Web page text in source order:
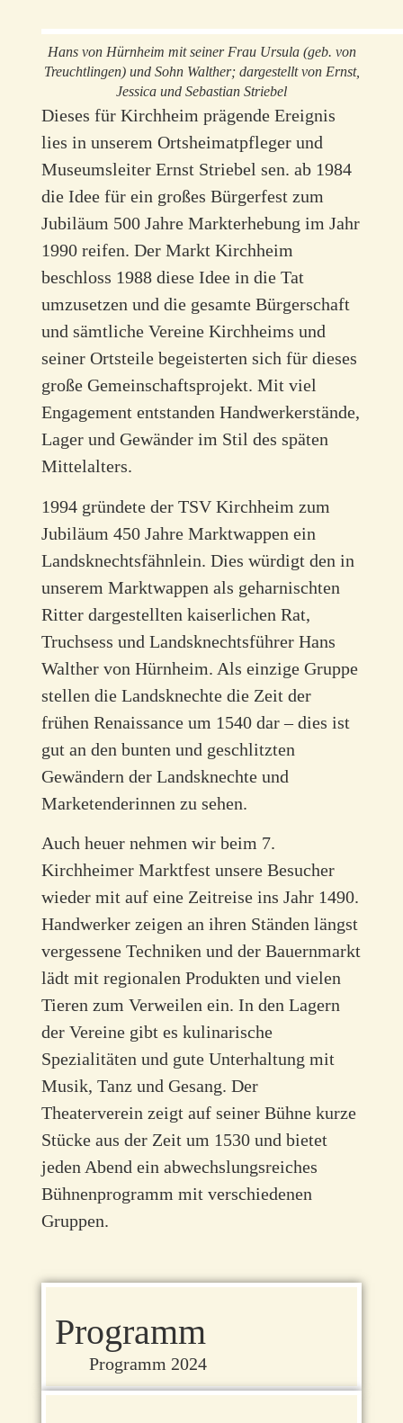
Hans von Hürnheim mit seiner Frau Ursula (geb. von
Treuchtlingen) und Sohn Walther; dargestellt von Ernst,
Jessica und Sebastian Striebel
Dieses für Kirchheim prägende Ereignis
lies in unserem Ortsheimatpfleger und
Museumsleiter Ernst Striebel sen. ab 1984
die Idee für ein großes Bürgerfest zum
Jubiläum 500 Jahre Markterhebung im Jahr
1990 reifen. Der Markt Kirchheim
beschloss 1988 diese Idee in die Tat
umzusetzen und die gesamte Bürgerschaft
und sämtliche Vereine Kirchheims und
seiner Ortsteile begeisterten sich für dieses
große Gemeinschaftsprojekt. Mit viel
Engagement entstanden Handwerkerstände,
Lager und Gewänder im Stil des späten
Mittelalters.
1994 gründete der TSV Kirchheim zum
Jubiläum 450 Jahre Marktwappen ein
Landsknechtsfähnlein. Dies würdigt den in
unserem Marktwappen als geharnischten
Ritter dargestellten kaiserlichen Rat,
Truchsess und Landsknechtsführer Hans
Walther von Hürnheim. Als einzige Gruppe
stellen die Landsknechte die Zeit der
frühen Renaissance um 1540 dar – dies ist
gut an den bunten und geschlitzten
Gewändern der Landsknechte und
Marketenderinnen zu sehen.
Auch heuer nehmen wir beim 7.
Kirchheimer Marktfest unsere Besucher
wieder mit auf eine Zeitreise ins Jahr 1490.
Handwerker zeigen an ihren Ständen längst
vergessene Techniken und der Bauernmarkt
lädt mit regionalen Produkten und vielen
Tieren zum Verweilen ein. In den Lagern
der Vereine gibt es kulinarische
Spezialitäten und gute Unterhaltung mit
Musik, Tanz und Gesang. Der
Theaterverein zeigt auf seiner Bühne kurze
Stücke aus der Zeit um 1530 und bietet
jeden Abend ein abwechslungsreiches
Bühnenprogramm mit verschiedenen
Gruppen.
Programm
Programm 2024